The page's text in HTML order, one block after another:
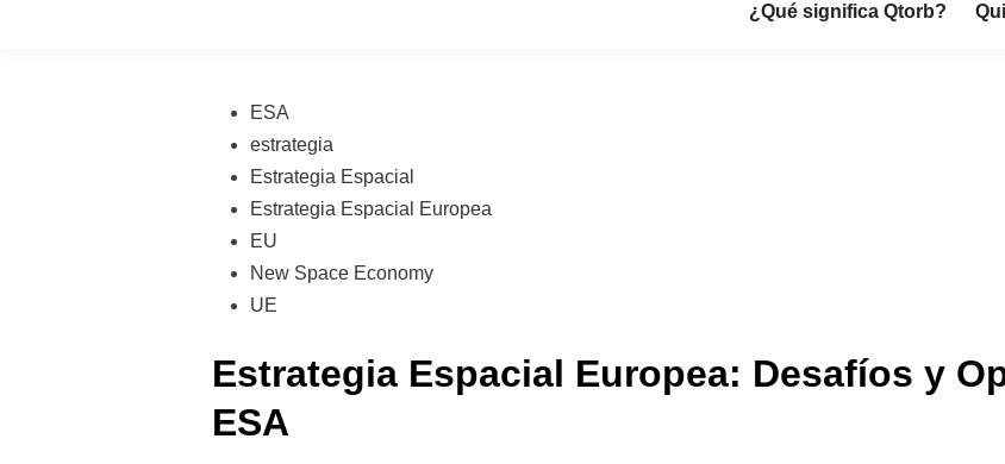
¿Qué significa Qtorb?
Publicado
en
ESA
estrategia
Estrategia Espacial
Estrategia Espacial Europea
EU
New Space Economy
UE
Estrategia Espacial Europea: Desafíos y
ESA